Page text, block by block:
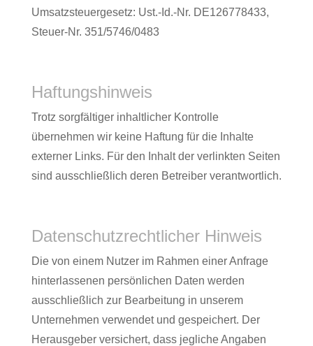
Umsatzsteuergesetz: Ust.-Id.-Nr. DE126778433,
Steuer-Nr. 351/5746/0483
Haftungshinweis
Trotz sorgfältiger inhaltlicher Kontrolle
übernehmen wir keine Haftung für die Inhalte
externer Links. Für den Inhalt der verlinkten Seiten
sind ausschließlich deren Betreiber verantwortlich.
Datenschutzrechtlicher Hinweis
Die von einem Nutzer im Rahmen einer Anfrage
hinterlassenen persönlichen Daten werden
ausschließlich zur Bearbeitung in unserem
Unternehmen verwendet und gespeichert. Der
Herausgeber versichert, dass jegliche Angaben